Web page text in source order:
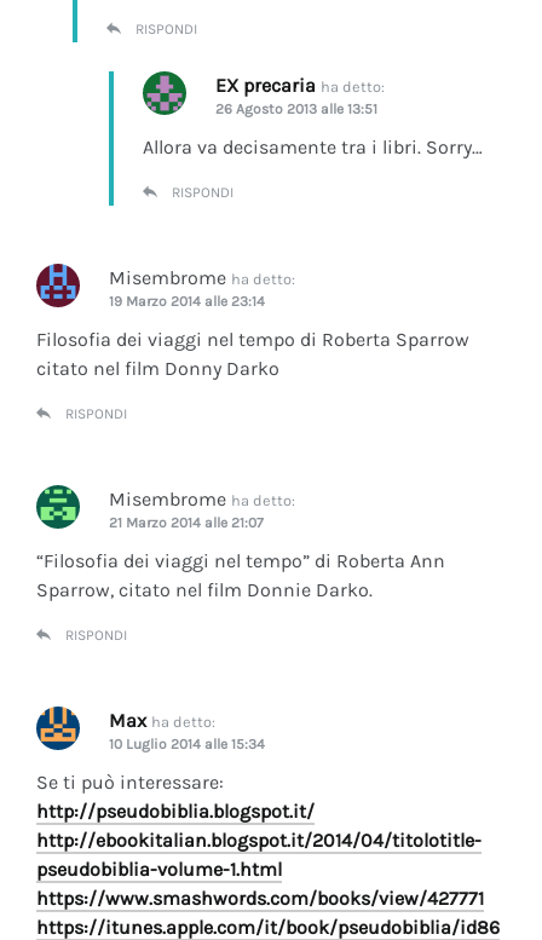
RISPONDI
EX precaria ha detto:
26 Agosto 2013 alle 13:51
Allora va decisamente tra i libri. Sorry…
RISPONDI
Misembrome ha detto:
19 Marzo 2014 alle 23:14
Filosofia dei viaggi nel tempo di Roberta Sparrow
citato nel film Donny Darko
RISPONDI
Misembrome ha detto:
21 Marzo 2014 alle 21:07
“Filosofia dei viaggi nel tempo” di Roberta Ann
Sparrow, citato nel film Donnie Darko.
RISPONDI
Max ha detto:
10 Luglio 2014 alle 15:34
Se ti può interessare:
http://pseudobiblia.blogspot.it/
http://ebookitalian.blogspot.it/2014/04/titolotitle-
pseudobiblia-volume-1.html
https://www.smashwords.com/books/view/427771
https://itunes.apple.com/it/book/pseudobiblia/id86